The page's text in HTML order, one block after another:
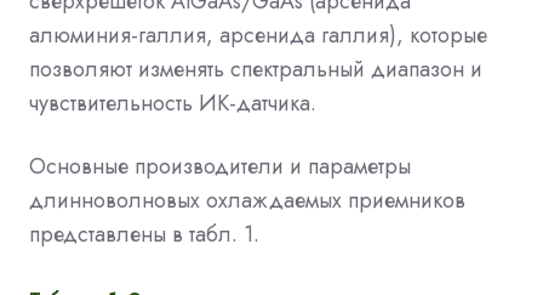
алюминия-галлия, арсенида галлия), которые
позволяют изменять спектральный диапазон и
чувствительность ИК-датчика.
Основные производители и параметры
длинноволновых охлаждаемых приемников
представлены в табл. 1.